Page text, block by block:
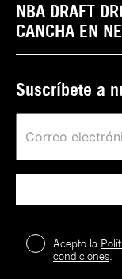
NBA DRAFT
CANCHA EN
Suscríbete a
Acepto la
condiciones